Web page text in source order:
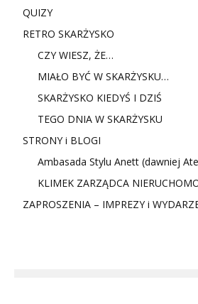
QUIZY
RETRO SKARŻYSKO
CZY WIESZ, ŻE…
MIAŁO BYĆ W SKARŻYSKU…
SKARŻYSKO KIEDYŚ I DZIŚ
TEGO DNIA W SKARŻYSKU
STRONY i BLOGI
Ambasada Stylu Anett (dawniej
KLIMEK ZARZĄDCA
ZAPROSZENIA – IMPREZY i